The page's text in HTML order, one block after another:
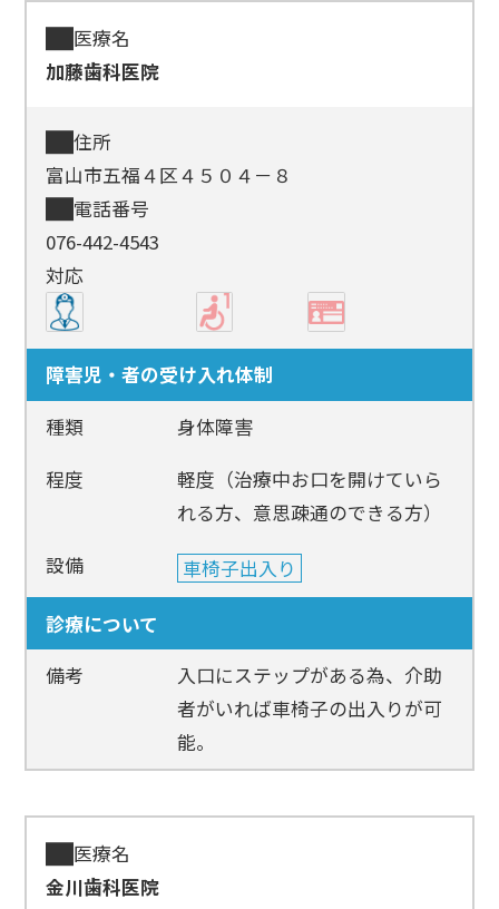
医療名
加藤歯科医院
住所
富山市五福４区４５０４－８
電話番号
076-442-4543
対応
障害児・者の受け入れ体制
種類
身体障害
程度
軽度（治療中お口を開けていら
れる方、意思疎通のできる方）
設備
車椅子出入り
診療について
備考
入口にステップがある為、介助
者がいれば車椅子の出入りが可
能。
医療名
金川歯科医院